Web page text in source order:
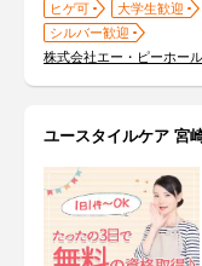
ヒゲ可 大学生歓迎
シルバー歓迎
株式会社エー・ピーホー
ユースタイルケア 宮